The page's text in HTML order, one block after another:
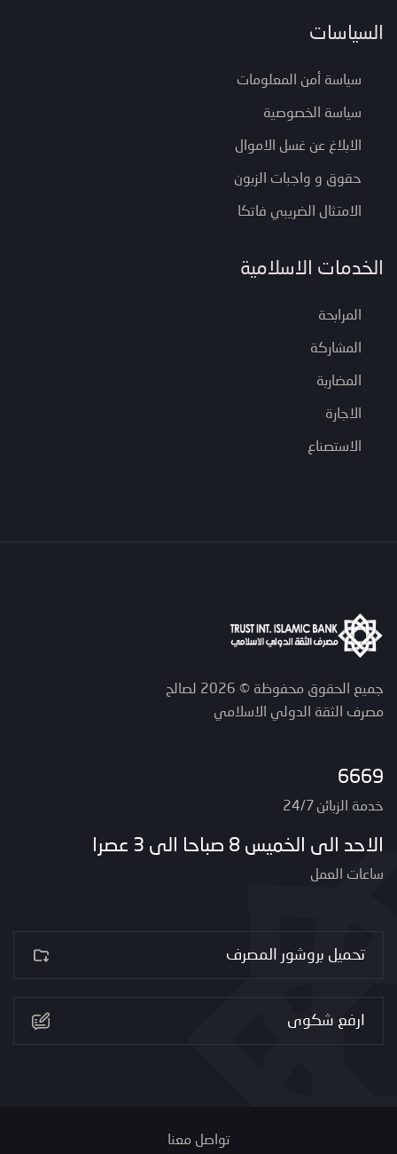
السياسات
سياسة أمن المعلومات
سياسة الخصوصية
الابلاغ عن غسل الاموال
حقوق و واجبات الزبون
الامتثال الضريبي فاتكا
الخدمات الاسلامية
المرابحة
المشاركة
المضاربة
الاجارة
الاستصناع
جميع الحقوق محفوظة © 2026 لصالح
مصرف الثقة الدولي الاسلامي
6669
خدمة الزبائن 24/7
الاحد الى الخميس 8 صباحا الى 3 عصرا
ساعات العمل
تحميل بروشور المصرف
ارفع شكوى
تواصل معنا